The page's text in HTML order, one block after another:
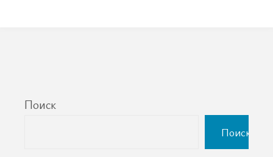
Поиск
Поиск